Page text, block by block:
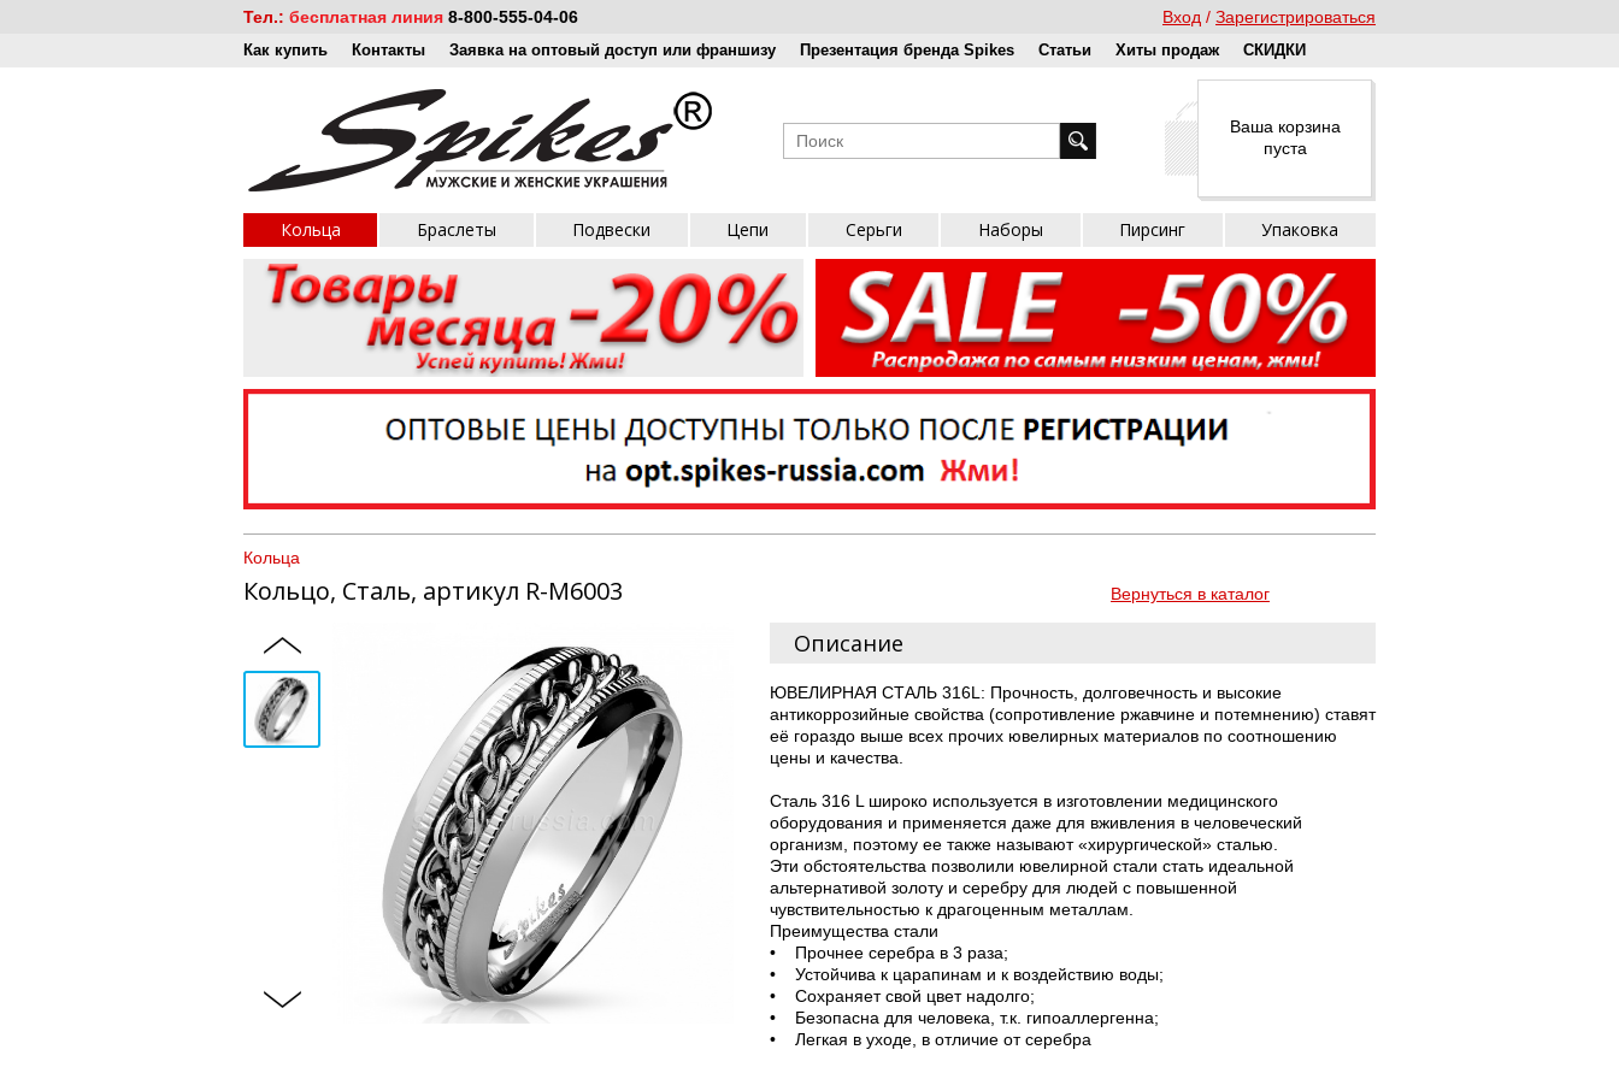
Тел.: бесплатная линия 8-800-555-04-06 Вход Зарегистрироваться
Как купить Контакты Заявка на оптовый доступ или франшизу Презентация бренда Spikes Статьи Хиты продаж СКИДКИ
Ваша корзина
пуста
Кольца Браслеты Подвески Цепи Серьги Наборы Пирсинг Упаковка
Кольца
Кольцо, Сталь, артикул R-M6003 Вернуться в каталог
Описание
ЮВЕЛИРНАЯ СТАЛЬ 316L: Прочность, долговечность и высокие
антикоррозийные свойства (сопротивление ржавчине и потемнению) ставят
её гораздо выше всех прочих ювелирных материалов по соотношению
цены и качества.
Сталь 316 L широко используется в изготовлении медицинского
оборудования и применяется даже для вживления в человеческий
организм, поэтому ее также называют «хирургической» сталью.
Эти обстоятельства позволили ювелирной стали стать идеальной
альтернативой золоту и серебру для людей с повышенной
чувствительностью к драгоценным металлам.
Преимущества стали
• Прочнее серебра в 3 раза;
• Устойчива к царапинам и к воздействию воды;
• Сохраняет свой цвет надолго;
• Безопасна для человека, т.к. гипоаллергенна;
• Легкая в уходе, в отличие от серебра